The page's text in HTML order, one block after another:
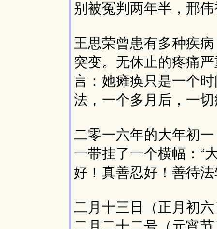
别被冤判两年半，邢
王思荣曾患有多种疾
突变。无休止的疼痛
言：她瘫痪只是一个
法，一个多月后，一
二零一六年的大年初
一带挂了一个横幅：“
好！真善忍好！善待
二月十三日（正月初